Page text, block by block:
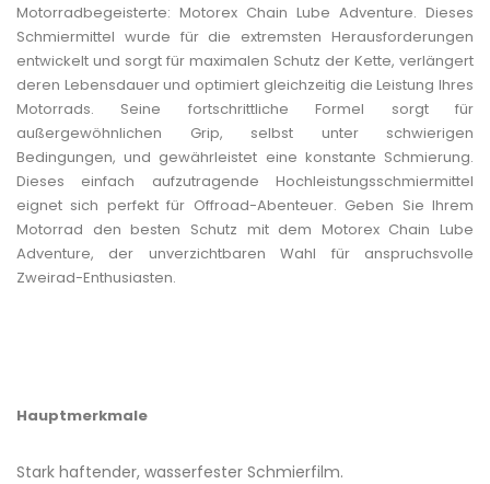
Motorradbegeisterte: Motorex Chain Lube Adventure. Dieses
Schmiermittel wurde für die extremsten Herausforderungen
entwickelt und sorgt für maximalen Schutz der Kette, verlängert
deren Lebensdauer und optimiert gleichzeitig die Leistung Ihres
Motorrads. Seine fortschrittliche Formel sorgt für
außergewöhnlichen Grip, selbst unter schwierigen
Bedingungen, und gewährleistet eine konstante Schmierung.
Dieses einfach aufzutragende Hochleistungsschmiermittel
eignet sich perfekt für Offroad-Abenteuer. Geben Sie Ihrem
Motorrad den besten Schutz mit dem Motorex Chain Lube
Adventure, der unverzichtbaren Wahl für anspruchsvolle
Zweirad-Enthusiasten.
Hauptmerkmale
Stark haftender, wasserfester Schmierfilm.